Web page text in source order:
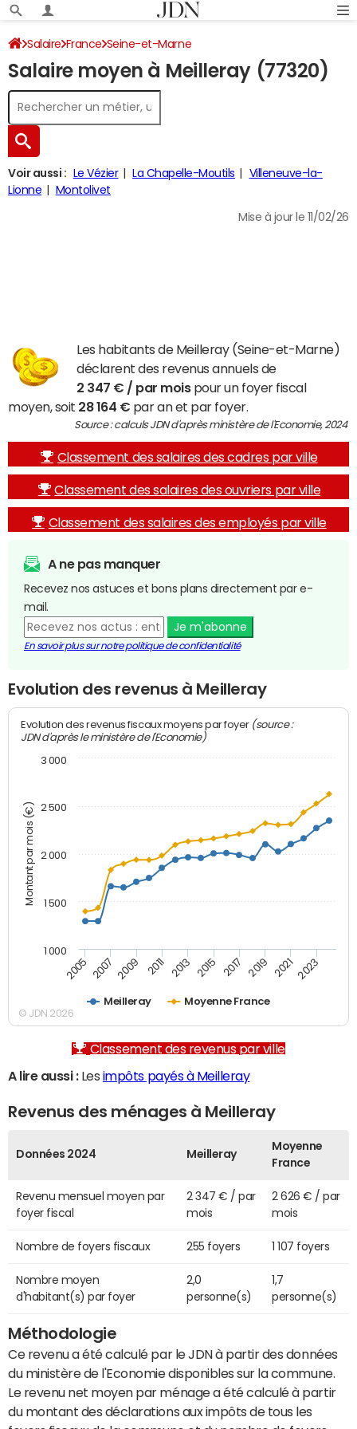
Salaire France Seine-et-Marne
Salaire moyen à Meilleray (77320)
Voir aussi : Le Vézier La Chapelle-Moutils
Villeneuve-la-
Lionne
Montolivet
Mise à jour le 11/02/26
Les habitants de Meilleray (Seine-et-Marne)
déclarent des revenus annuels de
2 347 € / par moispour un foyer fiscal
moyen, soit 28 164 € par an et par foyer.
Source : calculs JDN d'après ministère de l'Economie, 2024
Classement des salaires des cadres par ville
Classement des salaires des ouvriers par ville
Classement des salaires des employés par ville
A ne pas manquer
Recevez nos astuces et bons plans directement par e-
mail.
Je m'abonne
En savoir plus sur notre politique de confidentialité
Evolution des revenus à Meilleray
Montant par mois (€)
Evolution des revenus fiscaux moyens par foyer (source :
JDN d'après le ministère de l'Economie)
Meilleray Moyenne France
2005 2007 2009 2011 2013 2015 2017 2019 2021 2023
1 000
1 500
2 000
2 500
3 000
© JDN 2026
Classement des revenus par ville
A lire aussi :Les impôts payés à Meilleray
Revenus des ménages à Meilleray
Données 2024 Meilleray
Moyenne
France
Revenu mensuel moyen par
foyer fiscal
2 347 € / par
mois
2 626 € / par
mois
Nombre de foyers fiscaux 255 foyers 1 107 foyers
Nombre moyen
d'habitant(s) par foyer
2,0
personne(s)
1,7
personne(s)
Méthodologie
Ce revenu a été calculé par le JDN à partir des données
du ministère de l'Economie disponibles sur la commune.
Le revenu net moyen par ménage a été calculé à partir
du montant des déclarations aux impôts de tous les